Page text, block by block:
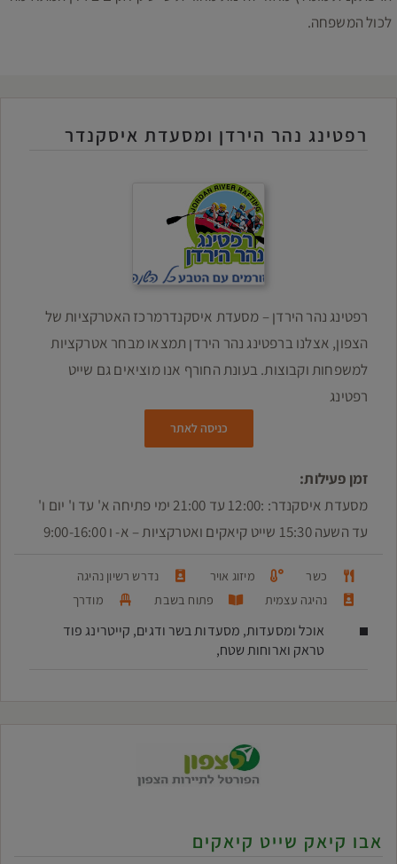
לכול המשפחה.
רפטינג נהר הירדן ומסעדת איסקנדר
רפטינג נהר הירדן – מסעדת איסקנדר ​מרכז האטרקציות של
הצפון, אצלנו ברפטינג נהר הירדן תמצאו מבחר אטרקציות
למשפחות וקבוצות. בעונת החורף אנו מוציאים גם שייט
רפטינג
כניסה לאתר
זמן פעילות:
מסעדת איסקנדר: :12:00 עד 21:00 ימי פתיחה א' עד ו' יום ו'
עד השעה 15:30 שייט קיאקים ואטרקציות – א- ו 9:00-16:00
כשר מיזוג אויר
נדרש רשיון נהיגה
נהיגה עצמית
פתוח בשבת מודרך
אוכל ומסעדות, מסעדות בשר ודגים, קייטרינג פוד
טראק וארוחות שטח,
אבו קיאק שייט קיאקים